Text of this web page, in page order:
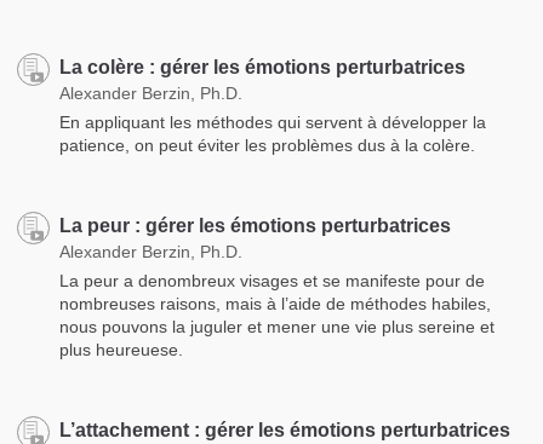
La colère : gérer les émotions perturbatrices
Alexander Berzin, Ph.D.
En appliquant les méthodes qui servent à développer la
patience, on peut éviter les problèmes dus à la colère.
La peur : gérer les émotions perturbatrices
Alexander Berzin, Ph.D.
La peur a denombreux visages et se manifeste pour de
nombreuses raisons, mais à l’aide de méthodes habiles,
nous pouvons la juguler et mener une vie plus sereine et
plus heureuese.
L’attachement : gérer les émotions perturbatrices